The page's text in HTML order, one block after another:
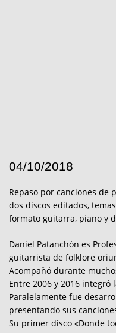
04/10/2018
Repaso por canciones de
dos discos editados,
formato guitarra, piano y
Daniel Patanchón es
guitarrista de folklore
Acompañó durante
Entre 2006 y 2016 integró
Paralelamente fue
presentando sus
Su primer disco «Donde